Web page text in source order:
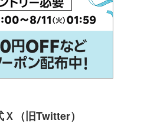
（旧Twitter）